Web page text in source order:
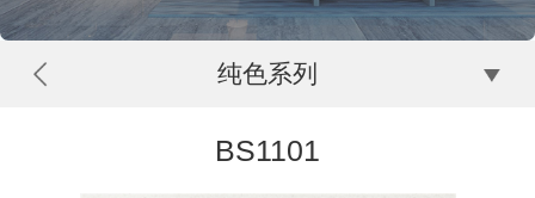
纯色系列
BS1101